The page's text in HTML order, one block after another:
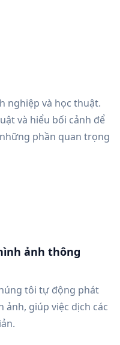
nghiệp và học thuật.
và hiểu bối cảnh để
phần quan trọng
ảnh thông
tôi tự động phát
ảnh, giúp việc dịch các